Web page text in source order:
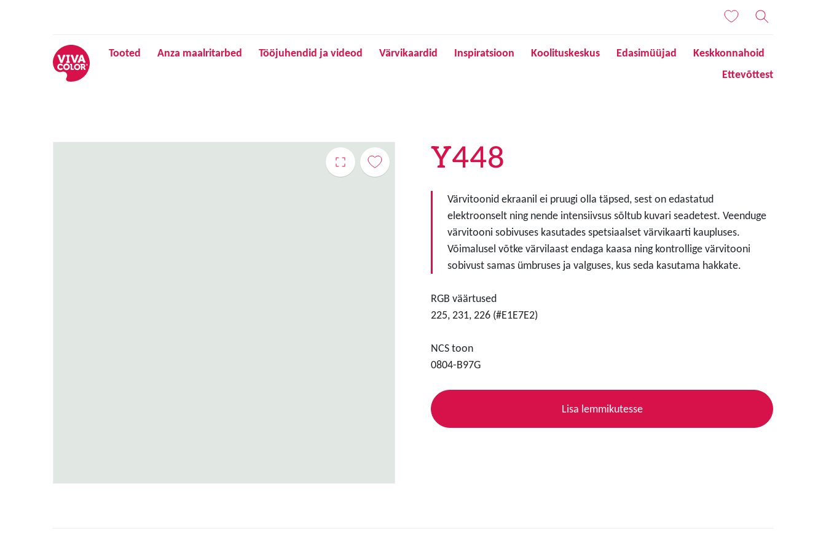
Tooted Anza maalritarbed Tööjuhendid ja videod Värvikaardid Inspiratsioon Koolituskeskus Edasimüüjad
Keskkonnahoid
Ettevõttest
Y448
Värvitoonid ekraanil ei pruugi olla täpsed, sest on edastatud
elektroonselt ning nende intensiivsus sõltub kuvari seadetest. Veenduge
värvitooni sobivuses kasutades spetsiaalset värvikaarti kaupluses.
Võimalusel võtke värvilaast endaga kaasa ning kontrollige värvitooni
sobivust samas ümbruses ja valguses, kus seda kasutama hakkate.
RGB väärtused
225, 231, 226 (#E1E7E2)
NCS toon
0804-B97G
Lisa lemmikutesse